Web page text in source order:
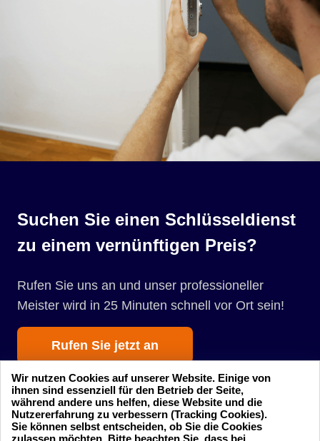
Suchen Sie einen Schlüsseldienst
zu einem vernünftigen Preis?
Rufen Sie uns an und unser professioneller
Meister wird in 25 Minuten schnell vor Ort sein!
Rufen Sie jetzt an
Wir nutzen Cookies auf unserer Website. Einige von
ihnen sind essenziell für den Betrieb der Seite,
während andere uns helfen, diese Website und die
Nutzererfahrung zu verbessern (Tracking Cookies).
Sie können selbst entscheiden, ob Sie die Cookies
zulassen möchten. Bitte beachten Sie, dass bei